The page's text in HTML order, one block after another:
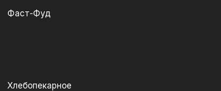
Фаст-Фуд
Хлебопекарное